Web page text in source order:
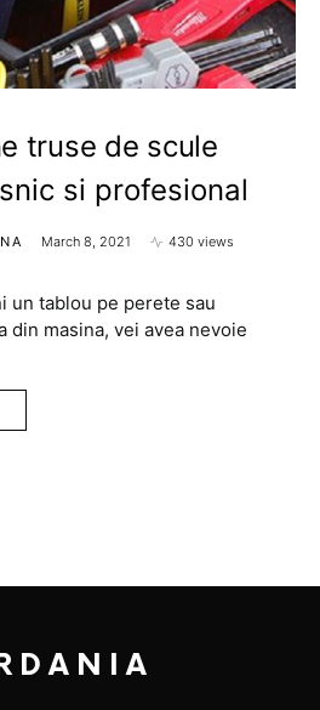
truse de scule
si profesional
March 8, 2021
430 views
un tablou pe perete sau
din masina, vei avea nevoie